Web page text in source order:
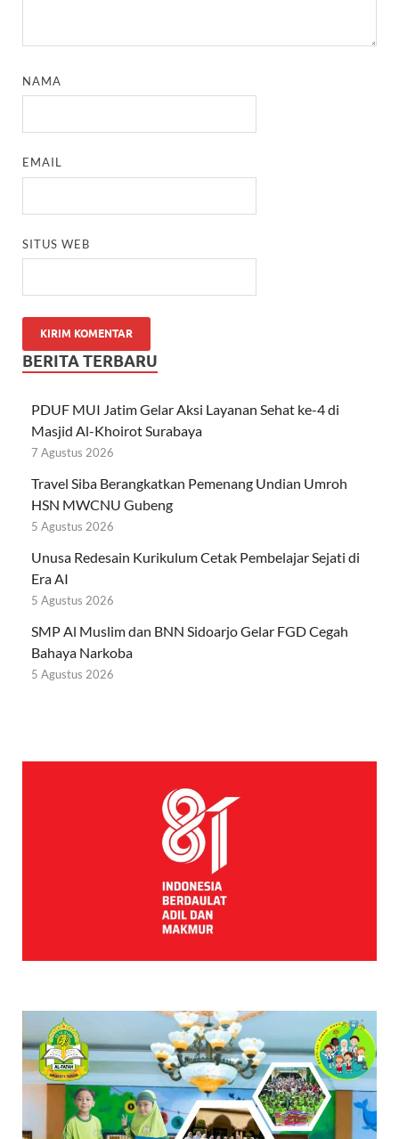
NAMA
EMAIL
SITUS WEB
BERITA TERBARU
PDUF MUI Jatim Gelar Aksi Layanan Sehat ke-4 di
Masjid Al-Khoirot Surabaya
7 Agustus 2026
Travel Siba Berangkatkan Pemenang Undian Umroh
HSN MWCNU Gubeng
5 Agustus 2026
Unusa Redesain Kurikulum Cetak Pembelajar Sejati di
Era AI
5 Agustus 2026
SMP Al Muslim dan BNN Sidoarjo Gelar FGD Cegah
Bahaya Narkoba
5 Agustus 2026